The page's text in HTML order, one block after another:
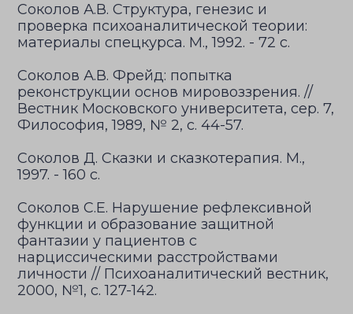
Соколов А.В. Структура, генезис и
проверка психоаналитической теории:
материалы спецкурса. М., 1992. - 72 с.
Соколов А.В. Фрейд: попытка
реконструкции основ мировоззрения. //
Вестник Московского университета, сер. 7,
Философия, 1989, № 2, с. 44-57.
Соколов Д. Сказки и сказкотерапия. М.,
1997. - 160 с.
Соколов С.Е. Нарушение рефлексивной
функции и образование защитной
фантазии у пациентов с
нарциссическими расстройствами
личности // Психоаналитический вестник,
2000, №1, с. 127-142.